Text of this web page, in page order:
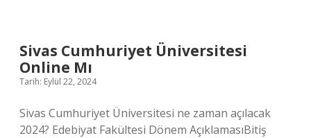
Sivas Cumhuriyet Üniversitesi
Online Mı
Tarih: Eylül 22, 2024
Sivas Cumhuriyet Üniversitesi ne zaman açılacak
2024? Edebiyat Fakültesi Dönem AçıklamasıBitiş